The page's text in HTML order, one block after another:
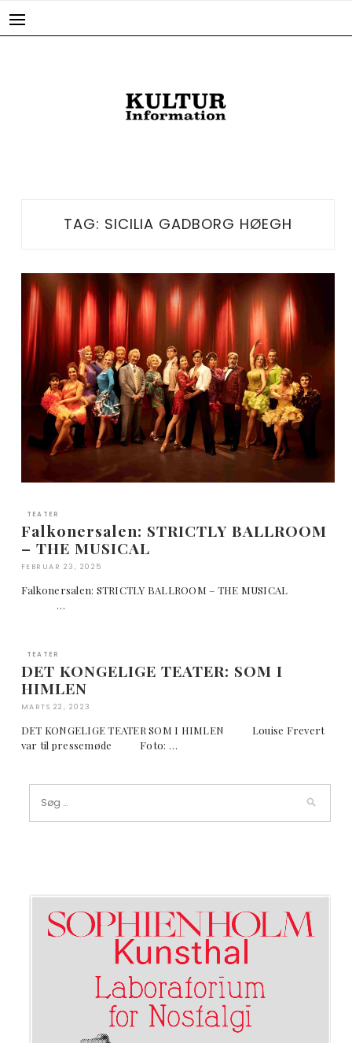
TAG: SICILIA GADBORG HØEGH
TEATER
Falkonersalen: STRICTLY BALLROOM
– THE MUSICAL
FEBRUAR 23, 2025
Falkonersalen: STRICTLY BALLROOM – THE MUSICAL
…
TEATER
DET KONGELIGE TEATER: SOM I
HIMLEN
MARTS 22, 2023
DET KONGELIGE TEATER SOM I HIMLEN Louise Frevert
var til pressemøde Foto: …